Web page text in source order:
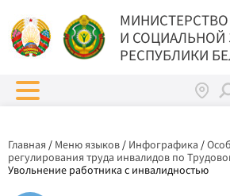
МИНИСТЕРСТВО
И
РЕСПУБЛИКИ
Главная / Меню языков / Инфографика /
регулирования труда инвалидов по
Увольнение работника с инвалидностью